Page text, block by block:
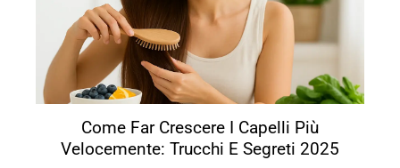
Come Far Crescere I Capelli Più
Velocemente: Trucchi E Segreti 2025